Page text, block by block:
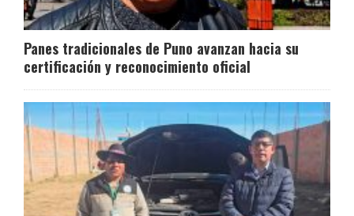
Panes tradicionales de Puno avanzan hacia su
certificación y reconocimiento oficial